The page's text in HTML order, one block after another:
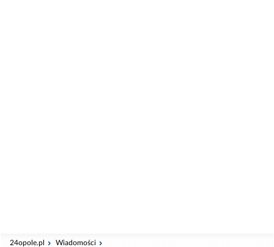
24opole.pl Wiadomości